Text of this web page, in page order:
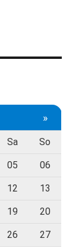
»
Sa So
05 06
12 13
19 20
26 27